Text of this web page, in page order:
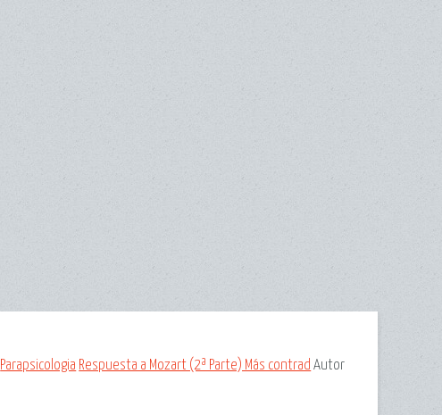
Parapsicologia Respuesta a Mozart (2ª Parte) Más contrad Autor